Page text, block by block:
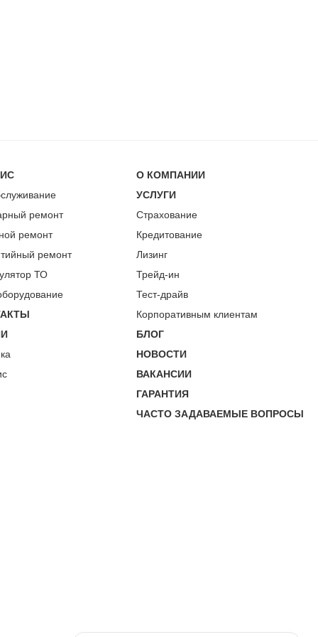
ремонт
ремонт
ремонт
ТО
О КОМПАНИИ
УСЛУГИ
Страхование
Кредитование
Лизинг
Трейд-ин
Тест-драйв
Корпоративным клиентам
БЛОГ
НОВОСТИ
ВАКАНСИИ
ГАРАНТИЯ
ЧАСТО ЗАДАВАЕМЫЕ ВОПРОСЫ